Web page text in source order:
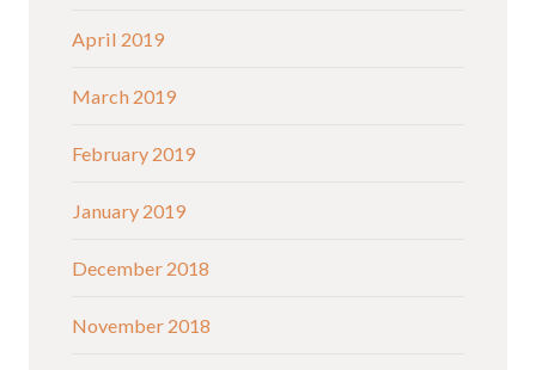
April 2019
March 2019
February 2019
January 2019
December 2018
November 2018